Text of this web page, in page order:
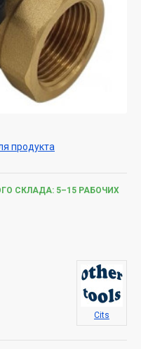
продукта
СКЛАДА: 5–15 РАБОЧИХ
Cits